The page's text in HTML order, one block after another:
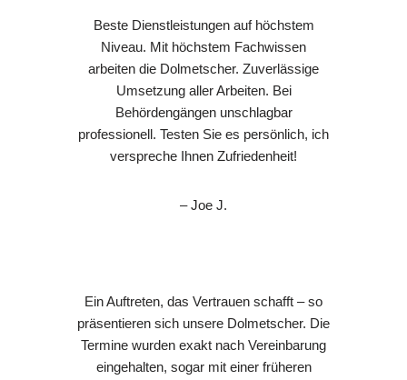
Beste Dienstleistungen auf höchstem
Niveau. Mit höchstem Fachwissen
arbeiten die Dolmetscher. Zuverlässige
Umsetzung aller Arbeiten. Bei
Behördengängen unschlagbar
professionell. Testen Sie es persönlich, ich
verspreche Ihnen Zufriedenheit!
– Joe J.
Ein Auftreten, das Vertrauen schafft – so
präsentieren sich unsere Dolmetscher. Die
Termine wurden exakt nach Vereinbarung
eingehalten, sogar mit einer früheren